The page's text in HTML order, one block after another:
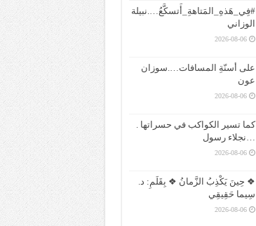
#فِي_هَذهِ_المَتاهةِ_أَتسكَّعُ….نبيلة
الوزاني
2026-08-06
على أسنّةِ المسافات….سوزان
عون
2026-08-06
كما تسير الكواكب في حسراتها .
…نجلاء رسول
2026-08-06
❖ حِينَ يَكْذِبُ الزَّمانُ ❖ بِقَلَمِ: د.
سِيما حَقِيقِي
2026-08-06